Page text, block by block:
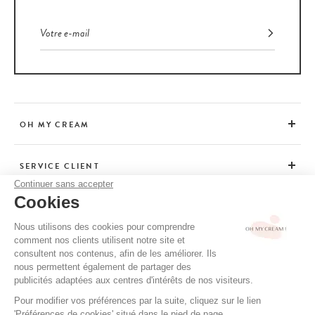
Continuer sans accepter
Cookies
Nous utilisons des cookies pour comprendre
comment nos clients utilisent notre site et
consultent nos contenus, afin de les améliorer. Ils
nous permettent également de partager des
publicités adaptées aux centres d'intérêts de nos visiteurs.
Pour modifier vos préférences par la suite, cliquez sur le lien
OH MY CREAM
SERVICE CLIENT
CONSEILS
CGV / CGU
MENTIONS LÉGALES
POLITIQUE DE CONFIDENTIALITÉ